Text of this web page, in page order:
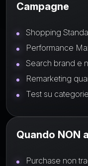
Campagne
Shopping
Performance
Search brand e
Remarketing
Test su
Quando NON
Purchase non